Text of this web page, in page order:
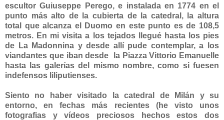
escultor Guiuseppe Perego, e instalada en 1774 en el
punto más alto de la cubierta de la catedral, la altura
total que alcanza el Duomo en este punto es de 108,5
metros. En mi visita a los tejados llegué hasta los pies
de La Madonnina y desde allí pude contemplar, a los
viandantes que iban desde la Piazza Vittorio Emanuelle
hasta las galerías del mismo nombre, como si fuesen
indefensos liliputienses.
Siento no haber visitado la catedral de Milán y su
entorno, en fechas más recientes (he visto unos
fotografias y vídeos preciosos hechos estos dos